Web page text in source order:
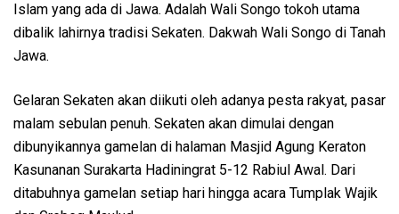
Islam yang ada di Jawa. Adalah Wali Songo tokoh utama
dibalik lahirnya tradisi Sekaten. Dakwah Wali Songo di Tanah
Jawa.
Gelaran Sekaten akan diikuti oleh adanya pesta rakyat, pasar
malam sebulan penuh. Sekaten akan dimulai dengan
dibunyikannya gamelan di halaman Masjid Agung Keraton
Kasunanan Surakarta Hadiningrat 5-12 Rabiul Awal. Dari
ditabuhnya gamelan setiap hari hingga acara Tumplak Wajik